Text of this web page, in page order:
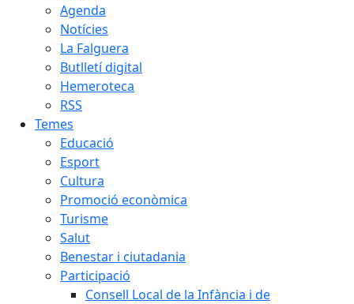
Agenda
Notícies
La Falguera
Butlletí digital
Hemeroteca
RSS
Temes
Educació
Esport
Cultura
Promoció econòmica
Turisme
Salut
Benestar i ciutadania
Participació
Consell Local de la Infància i de